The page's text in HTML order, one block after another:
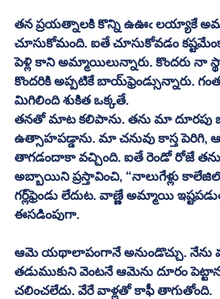
తన ప్రయత్నాలకి కొన్ని ఉఊఁ లయ్యాకే అమ్మ
చూసుకోమంది. ఐతే చూసుకోవడం
పెళ్లి కాని అమ్మాయిలున్నారు. కొందరు నా
కొందరికి అప్పటికే బాయ్‌ఫ్రెండ్సున్నారు. గంతకు తగ్గ బొంతలా నాకు
మిగిలింది శుకిత ఒక్కతే.
తనతో మాట కలిపాను. తను మా దూరపు
ఉత్సాహపడ్డాను. మా చనువు కాస్త పెరిగి,
తాగడందాకా వచ్చింది. ఐతే రెండో రోజే
అబ్బాయిని ప్రస్తావించి, “నాలుగేళ్లు
గర్ల్‌ఫ్రెండు లేదుట. వాణ్ణే అమ్మాయి ఇష్టపడుతుంది?” అంది
ఈసడింపుగా.
ఆమె యథాలాపంగానే అనుండొచ్చు. నేను
తడుముకుని వెంటనే ఆమెను దూరం
చలించలేదు. వేరే వాళ్లతో కాఫీ తాగుతోంది.